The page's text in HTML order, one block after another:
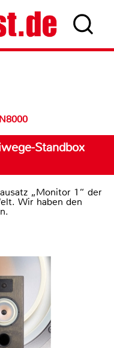
Standbox
„Monitor 1“ der
Wir haben den